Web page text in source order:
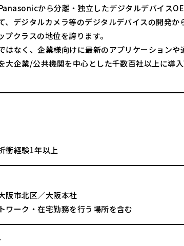
から分離・独立したデジタルデバイス
、デジタルカメラ等のデジタルデバイスの開発
クラスの地位を誇ります。
はなく、企業様向けに最新のアプリケーション
大企業/公共機関を中心とした千数百社以上に導
衝経験1年以上
阪市北区／大阪本社
ワーク・在宅勤務を行う場所を含む